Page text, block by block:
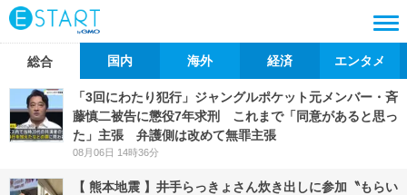
総合 国内 海外 経済 エンタメ
「3回にわたり犯行」ジャングルポケット元メンバー・斉
藤慎二被告に懲役7年求刑 これまで「同意があると思っ
た」主張 弁護側は改めて無罪主張
08月06日 14時36分
【 熊本地震 】井手らっきょさん炊き出しに参加〝もらい